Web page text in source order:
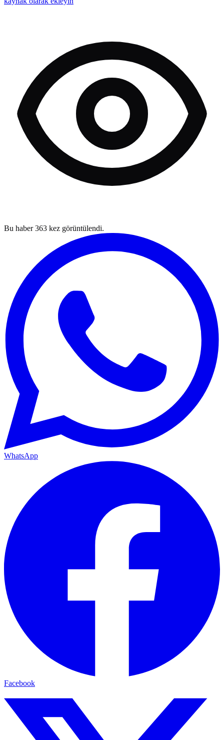
Bu haber363 kez görüntülendi.
WhatsApp
Facebook